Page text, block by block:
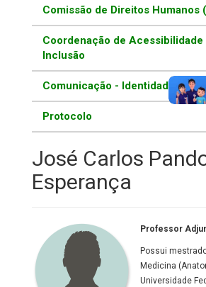
Comissão de Direitos Humanos
Coordenação de Acessibilidade
Inclusão
Comunicação - Identidade Visual
Protocolo
José Carlos
Esperança
Professor
Possui
Medicina
Universidade